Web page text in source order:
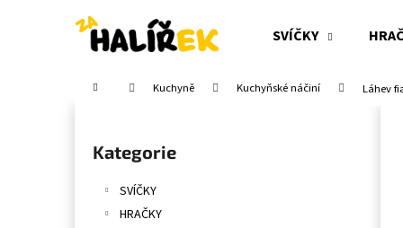
SVÍČKY
Domů Kuchyně Kuchyňské náčiní Láhev
Přeskočit
kategorie
Kategorie
SVÍČKY
HRAČKY
Zpět
Zpět